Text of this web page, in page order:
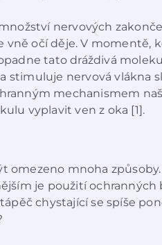
nervových
vně očí děje. V momentě,
tato dráždivá
stimuluje nervová vlákna
mechanismem
vyplavit ven z oka [1].
omezeno mnoha
je použití ochranných
chystající se spíše